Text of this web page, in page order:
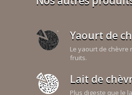
Yaourt de
Le yaourt de chèvre
fruits.
Lait de
Plus digeste que le